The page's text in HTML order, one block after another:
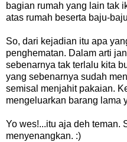
bagian rumah yang lain tak
atas rumah beserta baju-
So, dari kejadian itu apa
penghematan. Dalam arti
sebenarnya tak terlalu kita
yang sebenarnya sudah
semisal menjahit pakaian.
mengeluarkan barang lama
Yo wes!...itu aja deh teman.
menyenangkan. :)